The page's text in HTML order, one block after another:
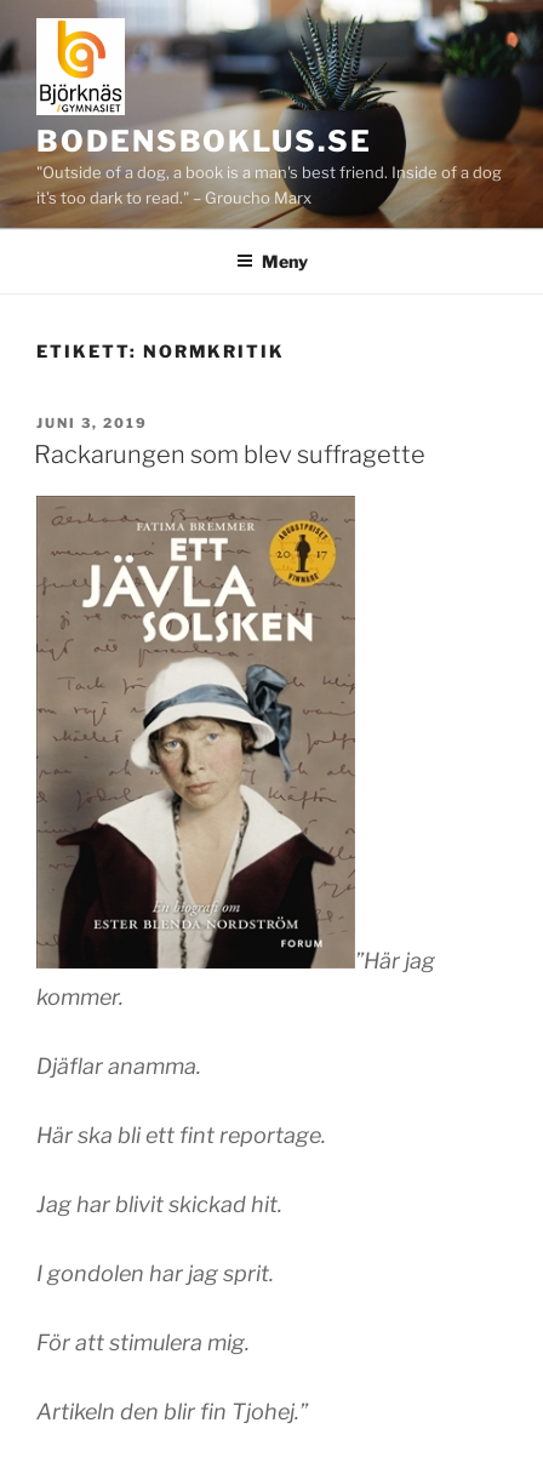
Hoppa
till
innehåll
BODENSBOKLUS.SE
"Outside of a dog, a book is a man's best friend. Inside of a dog
it's too dark to read." – Groucho Marx
Meny
ETIKETT: NORMKRITIK
PUBLICERAT
JUNI 3, 2019
Rackarungen som blev suffragette
”Här jag
kommer.
Djäflar anamma.
Här ska bli ett fint reportage.
Jag har blivit skickad hit.
I gondolen har jag sprit.
För att stimulera mig.
Artikeln den blir fin Tjohej.”